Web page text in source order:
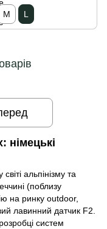
M L
німецькі
альпінізму та
(поблизу
на ринку outdoor,
лавинний датчик F2.
систем